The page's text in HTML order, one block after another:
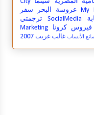
سفر
عروسة البحر My
ترجمتي
SocialMedia
Marketing
فيروس كرونا
2007 غالب غريب الأنساب